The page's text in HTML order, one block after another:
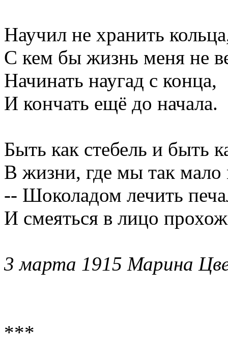
Научил не хранить
С кем бы жизнь меня не
Начинать наугад с конца,
И кончать ещё до начала.
Быть как стебель и быть
В жизни, где мы так
-- Шоколадом лечить
И смеяться в лицо
3 марта 1915 Марина
***